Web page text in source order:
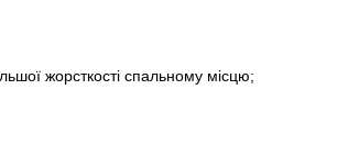
жорсткості спальному місцю;